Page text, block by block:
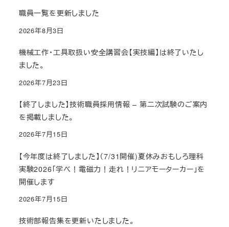
事
職員一覧を更新しました
2026年8月3日
機械工作・工具取扱い安全講習会【実技編】は終了いたし
ました。
2026年7月23日
【終了しました】技術職員採用情報 – 第二次試験のご案内
を掲載しました。
2026年7月15日
【今年度は終了しました】（7/31開催)夏休みおもしろ理科
実験2026「学べ！電磁力！走れ！リニアモーターカー」を
開催します
2026年7月15日
技術部報告集を更新いたしました。